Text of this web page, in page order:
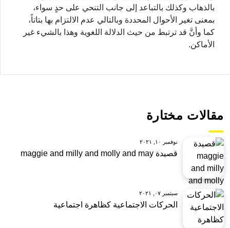
بالذهاب وكذلك بالتباعد إلى جانب التنحي على حدٍ سواء،
بمعنى تغير الأحوال المحددة وبالتالي عدم الالتزام بها بتاتاً،
كما وأنَّ قد ترتبط من حيث الدلالة اللغوية وهذا بالشيء غير
الأماكن.
مقالات مختارة
نوفمبر ١٠, ٢٠٢١
قصيدة maggie and milly and molly and may
سبتمبر ٠٧, ٢٠٢١
الحركات الاجتماعية كظاهرة اجتماعية